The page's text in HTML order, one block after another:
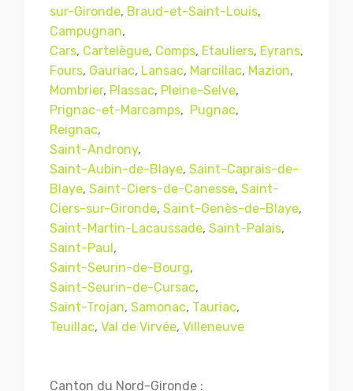
sur-Gironde, Braud-et-Saint-Louis,
Campugnan,
Cars, Cartelègue, Comps, Etauliers, Eyrans,
Fours, Gauriac, Lansac, Marcillac, Mazion,
Mombrier, Plassac, Pleine-Selve,
Prignac-et-Marcamps, Pugnac,
Reignac,
Saint-Androny,
Saint-Aubin-de-Blaye, Saint-Caprais-de-
Blaye, Saint-Ciers-de-Canesse, Saint-
Ciers-sur-Gironde, Saint-Genès-de-Blaye,
Saint-Martin-Lacaussade, Saint-Palais,
Saint-Paul,
Saint-Seurin-de-Bourg,
Saint-Seurin-de-Cursac,
Saint-Trojan, Samonac, Tauriac,
Teuillac, Val de Virvée, Villeneuve
Canton du Nord-Gironde :
Mentions légales
© Copyright 2018 - 2021